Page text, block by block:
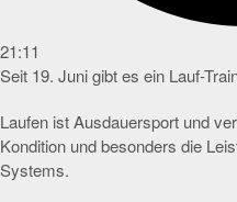
21:11
Seit 19. Juni gibt es ein Lauf-
Laufen ist Ausdauersport und
Kondition und besonders die
Systems.